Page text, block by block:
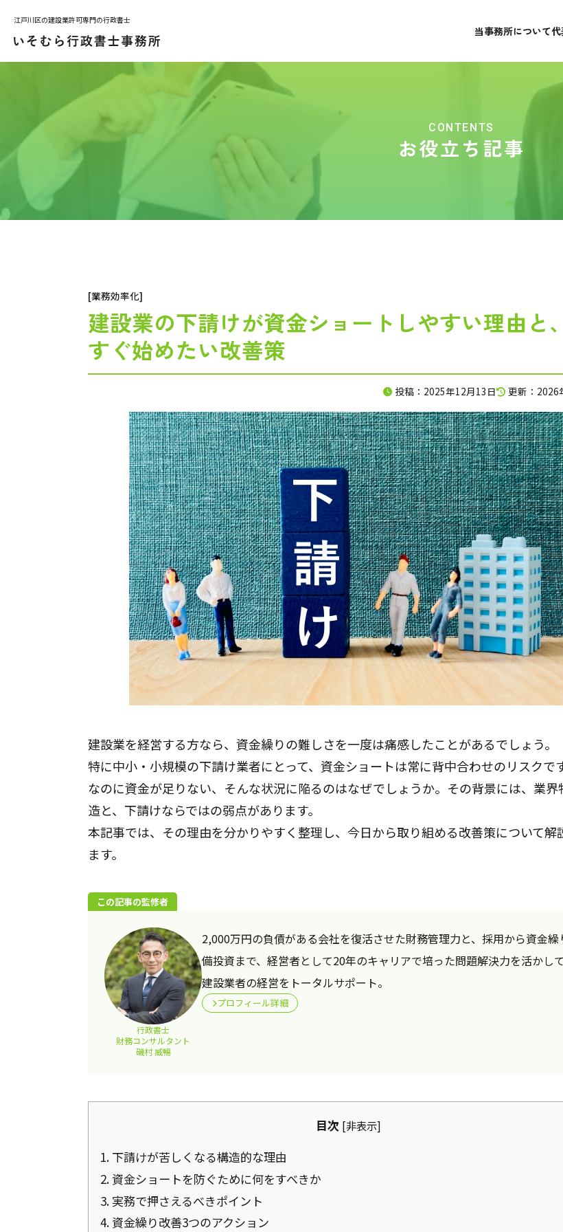
江戸川区の建設業許可専門の行政書士
当事務所について
事務所案内
CONTENTS
お役立ち記事
[業務効率化]
建設業の下請けが資金ショートしやすい理由と
すぐ始めたい改善策
投稿：2025年12月13日 更新：2026
建設業を経営する方なら、資金繰りの難しさを一度は痛感したことがあるでしょう。
特に中小・小規模の下請け業者にとって、資金ショートは常に背中合わせのリスクで
なのに資金が足りない、そんな状況に陥るのはなぜでしょうか。その背景には、業界
造と、下請けならではの弱点があります。
本記事では、その理由を分かりやすく整理し、今日から取り組める改善策について解
ます。
この記事の監修者
行政書士
財務コンサルタント
磯村 威暢
2,000万円の負債がある会社を復活させた財務管理力と、採用から資金繰
備投資まで、経営者として20年のキャリアで培った問題解決力を活かし
建設業者の経営をトータルサポート。
プロフィール詳細
目次 [非表示]
1. 下請けが苦しくなる構造的な理由
2. 資金ショートを防ぐために何をすべきか
3. 実務で押さえるべきポイント
4. 資金繰り改善3つのアクション
MENU
トップページ
お役立ち記事
プライバシーポリシー
CONTACT
お問合せ
ご質問やご相談がございましたら、お気軽にお問合せ
専門スタッフが丁寧に対応いたします。
LINEから相談する
友だち登録後お問合せください。
対応地域
東京都：
江戸川区・葛飾区・台東区・墨田区・江東区・足立区・荒川区